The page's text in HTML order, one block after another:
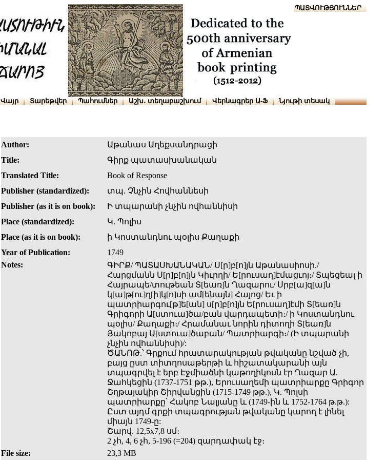
ՆԱԽԱՊԱՏՎՈՒԹՅՈՒՆՆԵՐ
Վայր Տարեթվեր Պահումներ Աշխ․ տեղաբաշխում Վերնագրեր Ա-Ֆ Նյութի տեսակ
Author:
Աթանաս Աղեքսանդրացի
Title:
Գիրք պատասխանական
Translated Title:
Book of Response
Publisher (standardized):
տպ. Չնչին Հովհաննեսի
Publisher (as it is on book):
Ի տպարանի չնչին ովհաննիսի
Place (standardized):
Կ. Պոլիս
Place (as it is on book):
ի Կոստանդնու պօլիս Քաղաքի
Year of Publication:
1749
Notes:
ԳԻՐՔ/ ՊԱՏԱՍԽԱՆԱԿԱՆ/ Ս[ր]բ[ո]յն Աթանասիոսի./
Հարցմանն Ս[ր]բ[ո]յն Կիւրղի/ Ե[րուսաղ]էմացւոյ։/ Տպեցեալ ի
Հայրապե/տութեան Տ[եառ]ն Ղազարու/ Սրբ[ա]զ[ա]ն
կ[ա]թ[ու]ղ[ի]կ[ո]սի ամ[ենայն] Հայոց/ Եւ ի
պատրիարգու[թ]ե[ան] ս[ր]բ[ո]յն Ե[րուսաղ]էմի Տ[եառ]ն
Գրիգորի Ա[ստուա]ծա/բան վարդապետի։/ ի Կոստանդնու
պօլիս/ Քաղաքի։/ Հրամանաւ նորին դիտողի Տ[եառ]ն
Յակոբայ Ա[ստուա]ծաբան/ Պատրիարգի։/ (Ի տպարանի
չնչին ովհաննիսի)/:
ԾԱՆՈԹ.՝ Գրքում հրատարակության թվականը նշված չի,
բայց ըստ տիտղոսաթերթի և հիշատակարանի այն
տպագրվել է երբ Էջմիածնի կաթողիկոսն էր Ղազար Ա.
Ջահկեցին (1737-1751 թթ.), Երուսաղեմի պատրիարքը Գրիգոր
Շղթայակիր Շիրվանցին (1715-1749 թթ.), Կ. Պոլսի
պատրիարքը՝ Հակոբ Նալյանը և (1749-ին և 1752-1764 թ.թ.):
Ըստ այդմ գրքի տպագրության թվականը կարող է լինել
միայն 1749-ը:
Շարվ. 12,5x7,8 սմ։
2 չհ, 4, 6 չհ, 5-196 (=204) զարդափակ էջ։
File size:
23,3 MB